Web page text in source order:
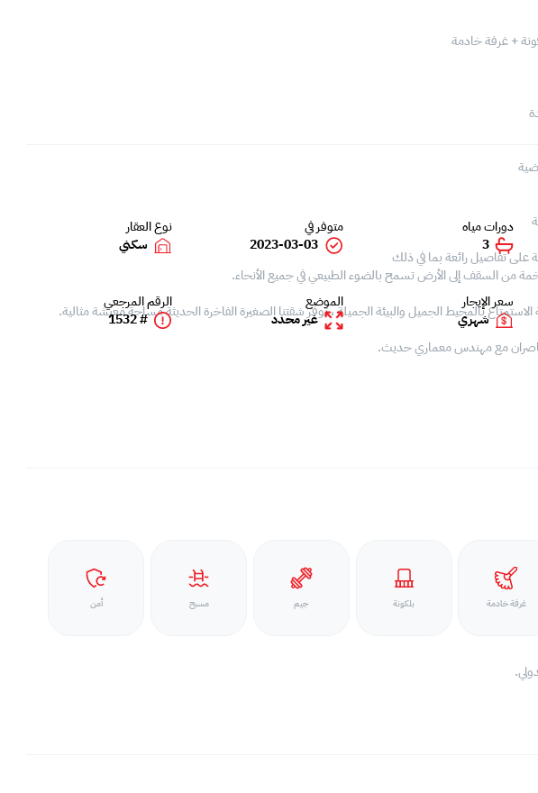
تفاصيل رائعة بما في ذلك
من السقف إلى الأرض تسمح بالضوء الطبيعي في جميع الأنحاء.
بالمحيط الجميل والبيئة الجميلة ، توفر شقتنا الصغيرة الفاخرة الحديثة مساحة معيشة مثالية.
مع مهندس معماري حديث.
دورات مياه
3
متوفر في
2023-03-03
نوع العقار
سكني
سعر الإيجار
شهري
الموضع
غير محدد
الرقم المرجعي
# 1532
غرفة خادمة بلكونة جيم مسبح أمن